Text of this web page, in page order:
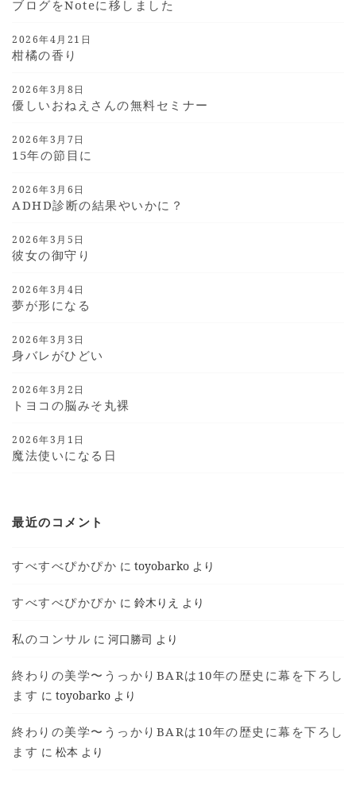
ブログをnoteに移しました
2026年4月21日
柑橘の香り
2026年3月8日
優しいおねえさんの無料セミナー
2026年3月7日
15年の節目に
2026年3月6日
ADHD診断の結果やいかに？
2026年3月5日
彼女の御守り
2026年3月4日
夢が形になる
2026年3月3日
身バレがひどい
2026年3月2日
トヨコの脳みそ丸裸
2026年3月1日
魔法使いになる日
最近のコメント
すべすべぴかぴか にtoyobarko より
すべすべぴかぴか に鈴木りえ より
私のコンサル に河口勝司 より
終わりの美学〜うっかりBARは10年の歴史に幕を下ろし
ます にtoyobarko より
終わりの美学〜うっかりBARは10年の歴史に幕を下ろし
ます に松本 より